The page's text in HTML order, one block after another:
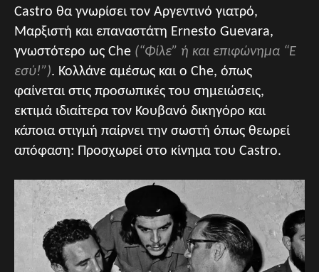
Castro θα γνωρίσει τον Αργεντινό γιατρό,
Μαρξιστή και επαναστάτη Ernesto Guevara,
γνωστότερο ως Che (“Φίλε” ή και επιφώνημα “Ε
εσύ!”). Κολλάνε αμέσως και ο Che, όπως
φαίνεται στις προσωπικές του σημειώσεις,
εκτιμά ιδιαίτερα τον Κουβανό δικηγόρο και
κάποια στιγμή παίρνει την σωστή όπως θεωρεί
απόφαση: Προσχωρεί στο κίνημα του Castro.